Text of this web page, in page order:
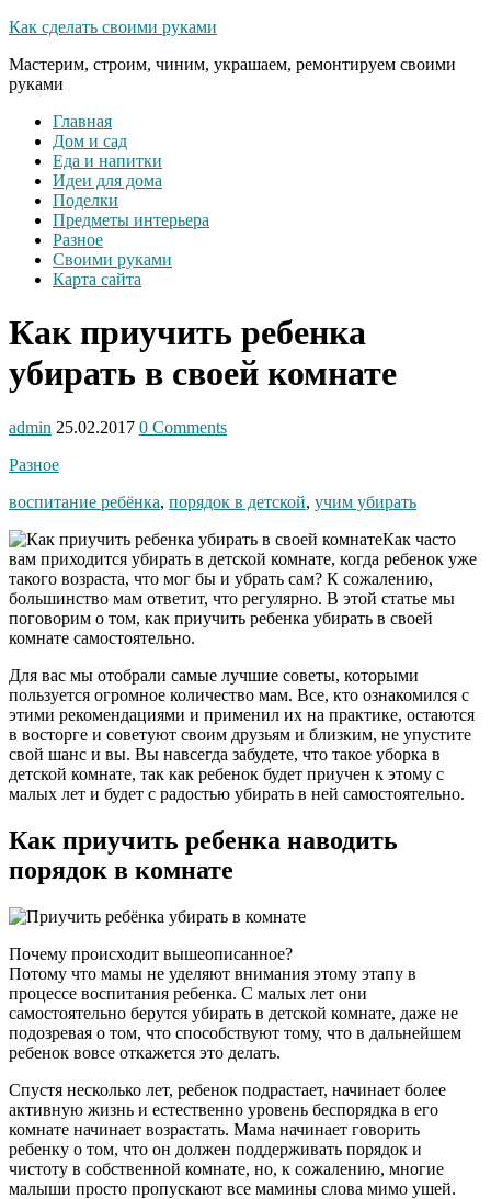
Как сделать своими руками
Мастерим, строим, чиним, украшаем, ремонтируем своими
руками
Главная
Дом и сад
Еда и напитки
Идеи для дома
Поделки
Предметы интерьера
Разное
Своими руками
Карта сайта
Как приучить ребенка
убирать в своей комнате
admin 25.02.2017 0 Comments
Разное
воспитание ребёнка, порядок в детской, учим убирать
Как часто
вам приходится убирать в детской комнате, когда ребенок уже
такого возраста, что мог бы и убрать сам? К сожалению,
большинство мам ответит, что регулярно. В этой статье мы
поговорим о том, как приучить ребенка убирать в своей
комнате самостоятельно.
Для вас мы отобрали самые лучшие советы, которыми
пользуется огромное количество мам. Все, кто ознакомился с
этими рекомендациями и применил их на практике, остаются
в восторге и советуют своим друзьям и близким, не упустите
свой шанс и вы. Вы навсегда забудете, что такое уборка в
детской комнате, так как ребенок будет приучен к этому с
малых лет и будет с радостью убирать в ней самостоятельно.
Как приучить ребенка наводить
порядок в комнате
Почему происходит вышеописанное?
Потому что мамы не уделяют внимания этому этапу в
процессе воспитания ребенка. С малых лет они
самостоятельно берутся убирать в детской комнате, даже не
подозревая о том, что способствуют тому, что в дальнейшем
ребенок вовсе откажется это делать.
Спустя несколько лет, ребенок подрастает, начинает более
активную жизнь и естественно уровень беспорядка в его
комнате начинает возрастать. Мама начинает говорить
ребенку о том, что он должен поддерживать порядок и
чистоту в собственной комнате, но, к сожалению, многие
малыши просто пропускают все мамины слова мимо ушей.